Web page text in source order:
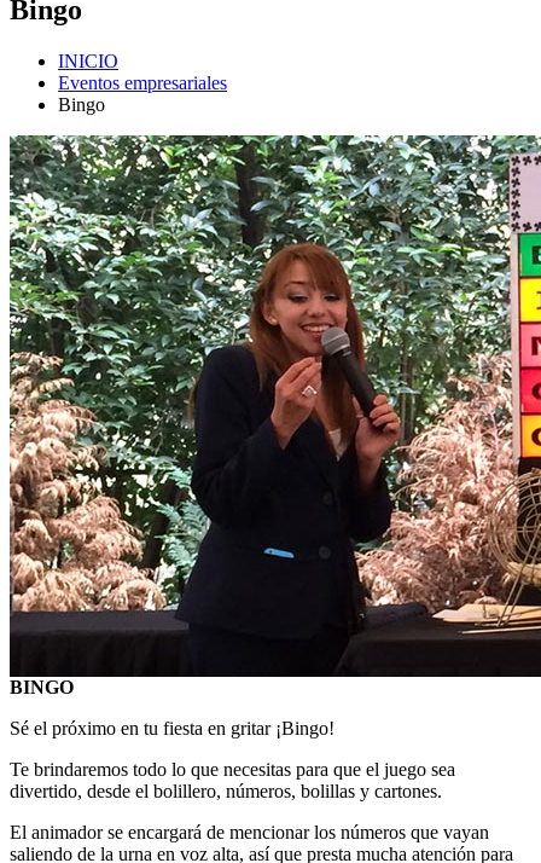
Bingo
INICIO
Eventos empresariales
Bingo
BINGO
Sé el próximo en tu fiesta en gritar ¡Bingo!
Te brindaremos todo lo que necesitas para que el juego sea
divertido, desde el bolillero, números, bolillas y cartones.
El animador se encargará de mencionar los números que vayan
saliendo de la urna en voz alta, así que presta mucha atención para